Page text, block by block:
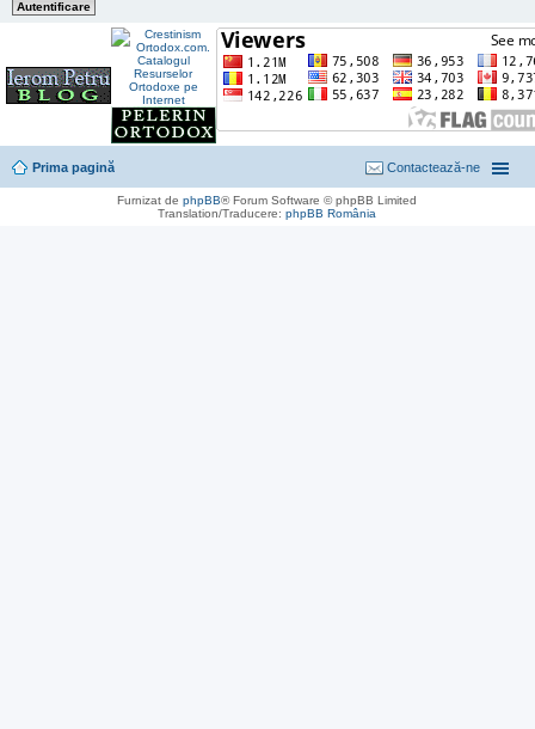
Prima pagină Contactează-ne
Furnizat dephpBB® Forum Software © phpBB Limited
Translation/Traducere:phpBB România